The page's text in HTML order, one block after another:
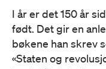
I år er det 150 år
født. Det gir en
bøkene han skrev
«Staten og